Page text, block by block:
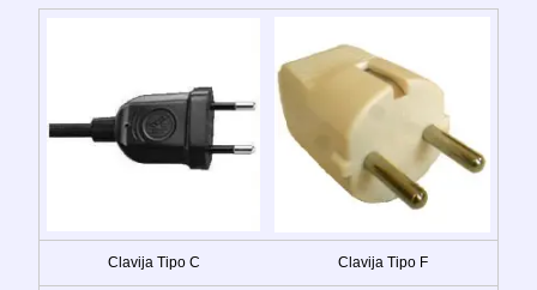
Clavija Tipo C Clavija Tipo F